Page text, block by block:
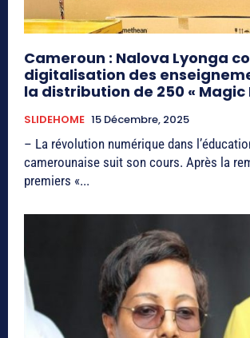
Cameroun : Nalova Lyonga
digitalisation des
la distribution de 250 « Magic
SLIDEHOME 15 Décembre, 2025
– La révolution numérique dans
camerounaise suit son cours. Après la
premiers «...